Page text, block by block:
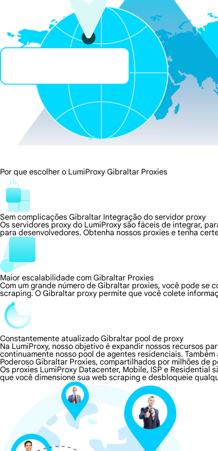
Por que escolher o LumiProxy Gibraltar Proxies
Sem complicações Gibraltar Integração do servidor proxy
Os servidores proxy do LumiProxy são fáceis de integrar,
para desenvolvedores. Obtenha nossos proxies e tenha
Maior escalabilidade com Gibraltar Proxies
Com um grande número de Gibraltar proxies, você pode
scraping. O Gibraltar proxy permite que você colete
Constantemente atualizado Gibraltar pool de proxy
Na LumiProxy, nosso objetivo é expandir nossos recursos
continuamente nosso pool de agentes residenciais.
Poderoso Gibraltar Proxies, compartilhados por milhões de
Os proxies LumiProxy Datacenter, Mobile, ISP e
que você dimensione sua web scraping e desbloqueie